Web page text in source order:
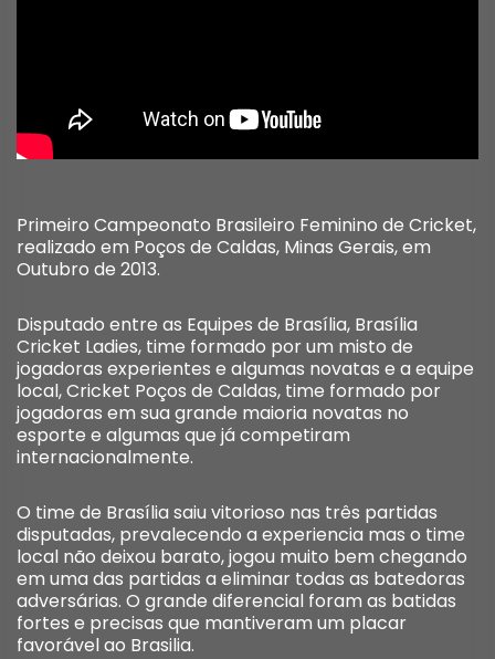
Primeiro Campeonato Brasileiro Feminino de Cricket,
realizado em Poços de Caldas, Minas Gerais, em
Outubro de 2013.
Disputado entre as Equipes de Brasília, Brasília
Cricket Ladies, time formado por um misto de
jogadoras experientes e algumas novatas e a equipe
local, Cricket Poços de Caldas, time formado por
jogadoras em sua grande maioria novatas no
esporte e algumas que já competiram
internacionalmente.
O time de Brasília saiu vitorioso nas três partidas
disputadas, prevalecendo a experiencia mas o time
local não deixou barato, jogou muito bem chegando
em uma das partidas a eliminar todas as batedoras
adversárias. O grande diferencial foram as batidas
fortes e precisas que mantiveram um placar
favorável ao Brasilia.